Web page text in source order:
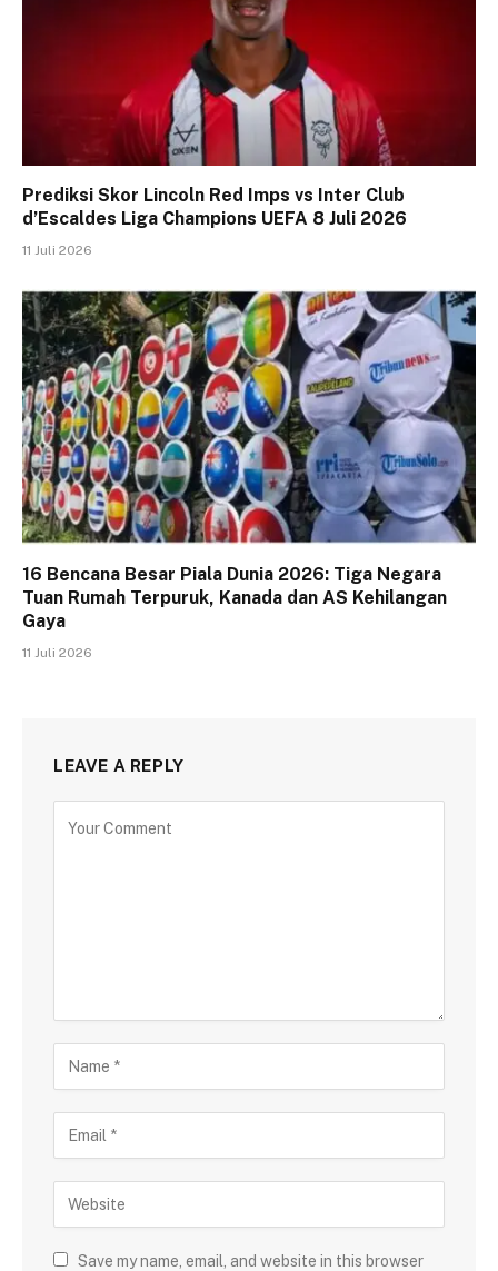
Prediksi Skor Lincoln Red Imps vs Inter Club
d’Escaldes Liga Champions UEFA 8 Juli 2026
11 Juli 2026
16 Bencana Besar Piala Dunia 2026: Tiga Negara
Tuan Rumah Terpuruk, Kanada dan AS Kehilangan
Gaya
11 Juli 2026
LEAVE A REPLY
Save my name, email, and website in this browser